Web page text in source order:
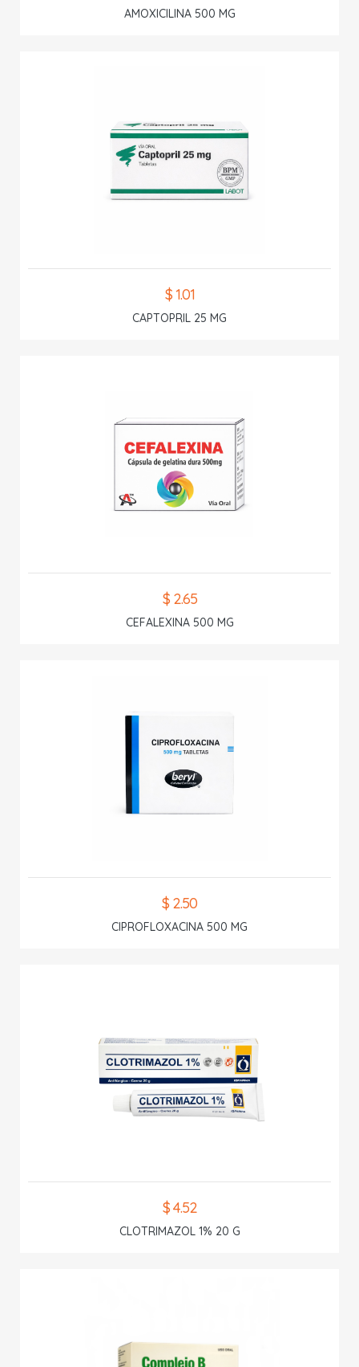
AMOXICILINA 500 MG
$ 1.01
CAPTOPRIL 25 MG
$ 2.65
CEFALEXINA 500 MG
$ 2.50
CIPROFLOXACINA 500 MG
$ 4.52
CLOTRIMAZOL 1% 20 G